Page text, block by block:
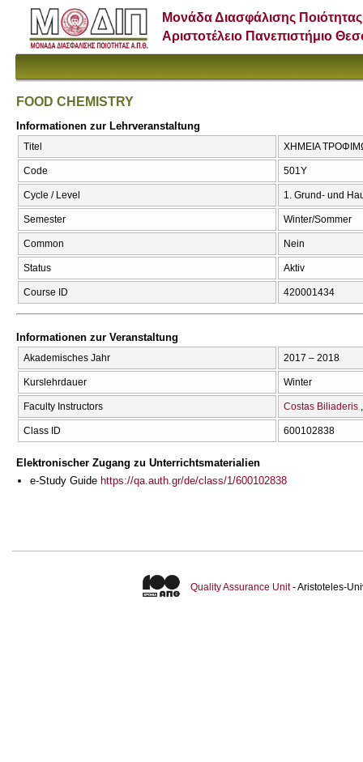
Μονάδα Διασφάλισης Ποιότητας
Αριστοτέλειο Πανεπιστήμιο
FOOD CHEMISTRY
Informationen zur Lehrveranstaltung
Titel ΧΗΜΕΙΑ
Code 501Υ
Cycle / Level 1. Grund- und
Semester Winter/Sommer
Common Nein
Status Aktiv
Course ID 420001434
Informationen zur Veranstaltung
Akademisches Jahr 2017 – 2018
Kurslehrdauer Winter
Faculty Instructors Costas Biliaderis
Class ID 600102838
Elektronischer Zugang zu Unterrichtsmaterialien
e-Study Guide https://qa.auth.gr/de/class/1/600102838
Quality Assurance Unit- Aristoteles-